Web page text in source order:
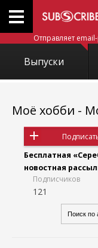
Отправляет
Выпуски
Моё хобби -
Бесплатная
новостная
Подписчиков
121